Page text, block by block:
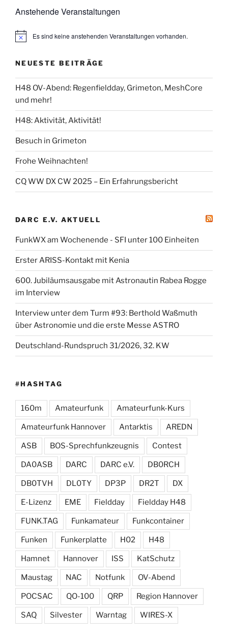
Anstehende Veranstaltungen
Es sind keine anstehenden Veranstaltungen vorhanden.
NEUESTE BEITRÄGE
H48 OV-Abend: Regenfieldday, Grimeton, MeshCore
und mehr!
H48: Aktivität, Aktivität!
Besuch in Grimeton
Frohe Weihnachten!
CQ WW DX CW 2025 – Ein Erfahrungsbericht
DARC E.V. AKTUELL
FunkWX am Wochenende - SFI unter 100 Einheiten
Erster ARISS-Kontakt mit Kenia
600. Jubiläumsausgabe mit Astronautin Rabea Rogge
im Interview
Interview unter dem Turm #93: Berthold Waßmuth
über Astronomie und die erste Messe ASTRO
Deutschland-Rundspruch 31/2026, 32. KW
#HASHTAG
160m Amateurfunk Amateurfunk-Kurs
Amateurfunk Hannover Antarktis AREDN
ASB BOS-Sprechfunkzeugnis Contest
DA0ASB DARC DARC e.V. DB0RCH
DB0TVH DL0TY DP3P DR2T DX
E-Lizenz EME Fieldday Fieldday H48
FUNK.TAG Funkamateur Funkcontainer
Funken Funkerplatte H02 H48
Hamnet Hannover ISS KatSchutz
Maustag NAC Notfunk OV-Abend
POCSAC QO-100 QRP Region Hannover
SAQ Silvester Warntag WIRES-X